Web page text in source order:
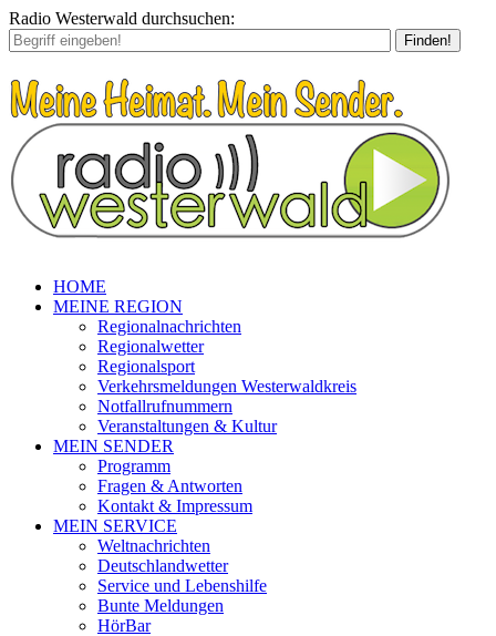
Radio Westerwald durchsuchen:
Finden!
HOME
MEINE REGION
Regionalnachrichten
Regionalwetter
Regionalsport
Verkehrsmeldungen Westerwaldkreis
Notfallrufnummern
Veranstaltungen & Kultur
MEIN SENDER
Programm
Fragen & Antworten
Kontakt & Impressum
MEIN SERVICE
Weltnachrichten
Deutschlandwetter
Service und Lebenshilfe
Bunte Meldungen
HörBar